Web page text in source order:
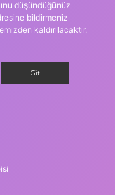
düşündüğünüz
bildirmeniz
kaldırılacaktır.